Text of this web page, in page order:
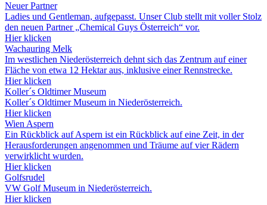
Neuer Partner
Ladies und Gentleman, aufgepasst. Unser Club stellt mit voller Stolz
den neuen Partner „Chemical Guys Österreich“ vor.
Hier klicken
Wachauring Melk
Im westlichen Niederösterreich dehnt sich das Zentrum auf einer
Fläche von etwa 12 Hektar aus, inklusive einer Rennstrecke.
Hier klicken
Koller´s Oldtimer Museum
Koller´s Oldtimer Museum in Niederösterreich.
Hier klicken
Wien Aspern
Ein Rückblick auf Aspern ist ein Rückblick auf eine Zeit, in der
Herausforderungen angenommen und Träume auf vier Rädern
verwirklicht wurden.
Hier klicken
Golfsrudel
VW Golf Museum in Niederösterreich.
Hier klicken